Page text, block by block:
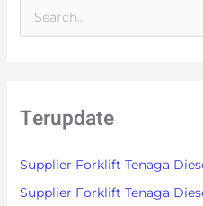
c
f
o
Terupdate
Supplier Forklift Tenaga
Supplier Forklift Tenaga